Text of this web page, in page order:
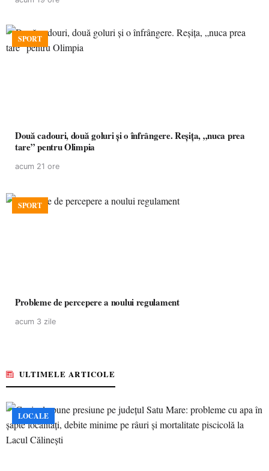
SPORT
Două cadouri, două goluri și o înfrângere. Reșița, „nuca prea
tare” pentru Olimpia
acum 21 ore
SPORT
Probleme de percepere a noului regulament
acum 3 zile
ULTIMELE ARTICOLE
LOCALE